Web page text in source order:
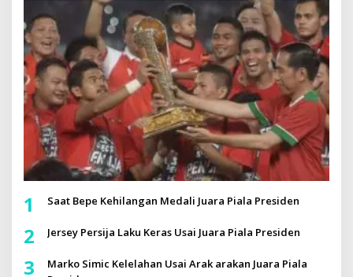
1 Saat Bepe Kehilangan Medali Juara Piala Presiden
2 Jersey Persija Laku Keras Usai Juara Piala Presiden
3
Marko Simic Kelelahan Usai Arak arakan Juara Piala